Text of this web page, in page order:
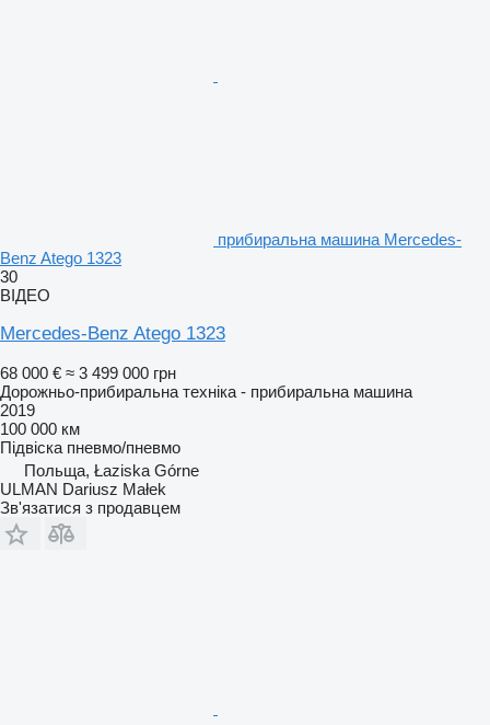
прибиральна машина Mercedes-
Benz Atego 1323
30
ВІДЕО
Mercedes-Benz Atego 1323
68 000 € ≈ 3 499 000 грн
Дорожньо-прибиральна техніка - прибиральна машина
2019
100 000 км
Підвіска пневмо/пневмо
Польща, Łaziska Górne
ULMAN Dariusz Małek
Зв'язатися з продавцем